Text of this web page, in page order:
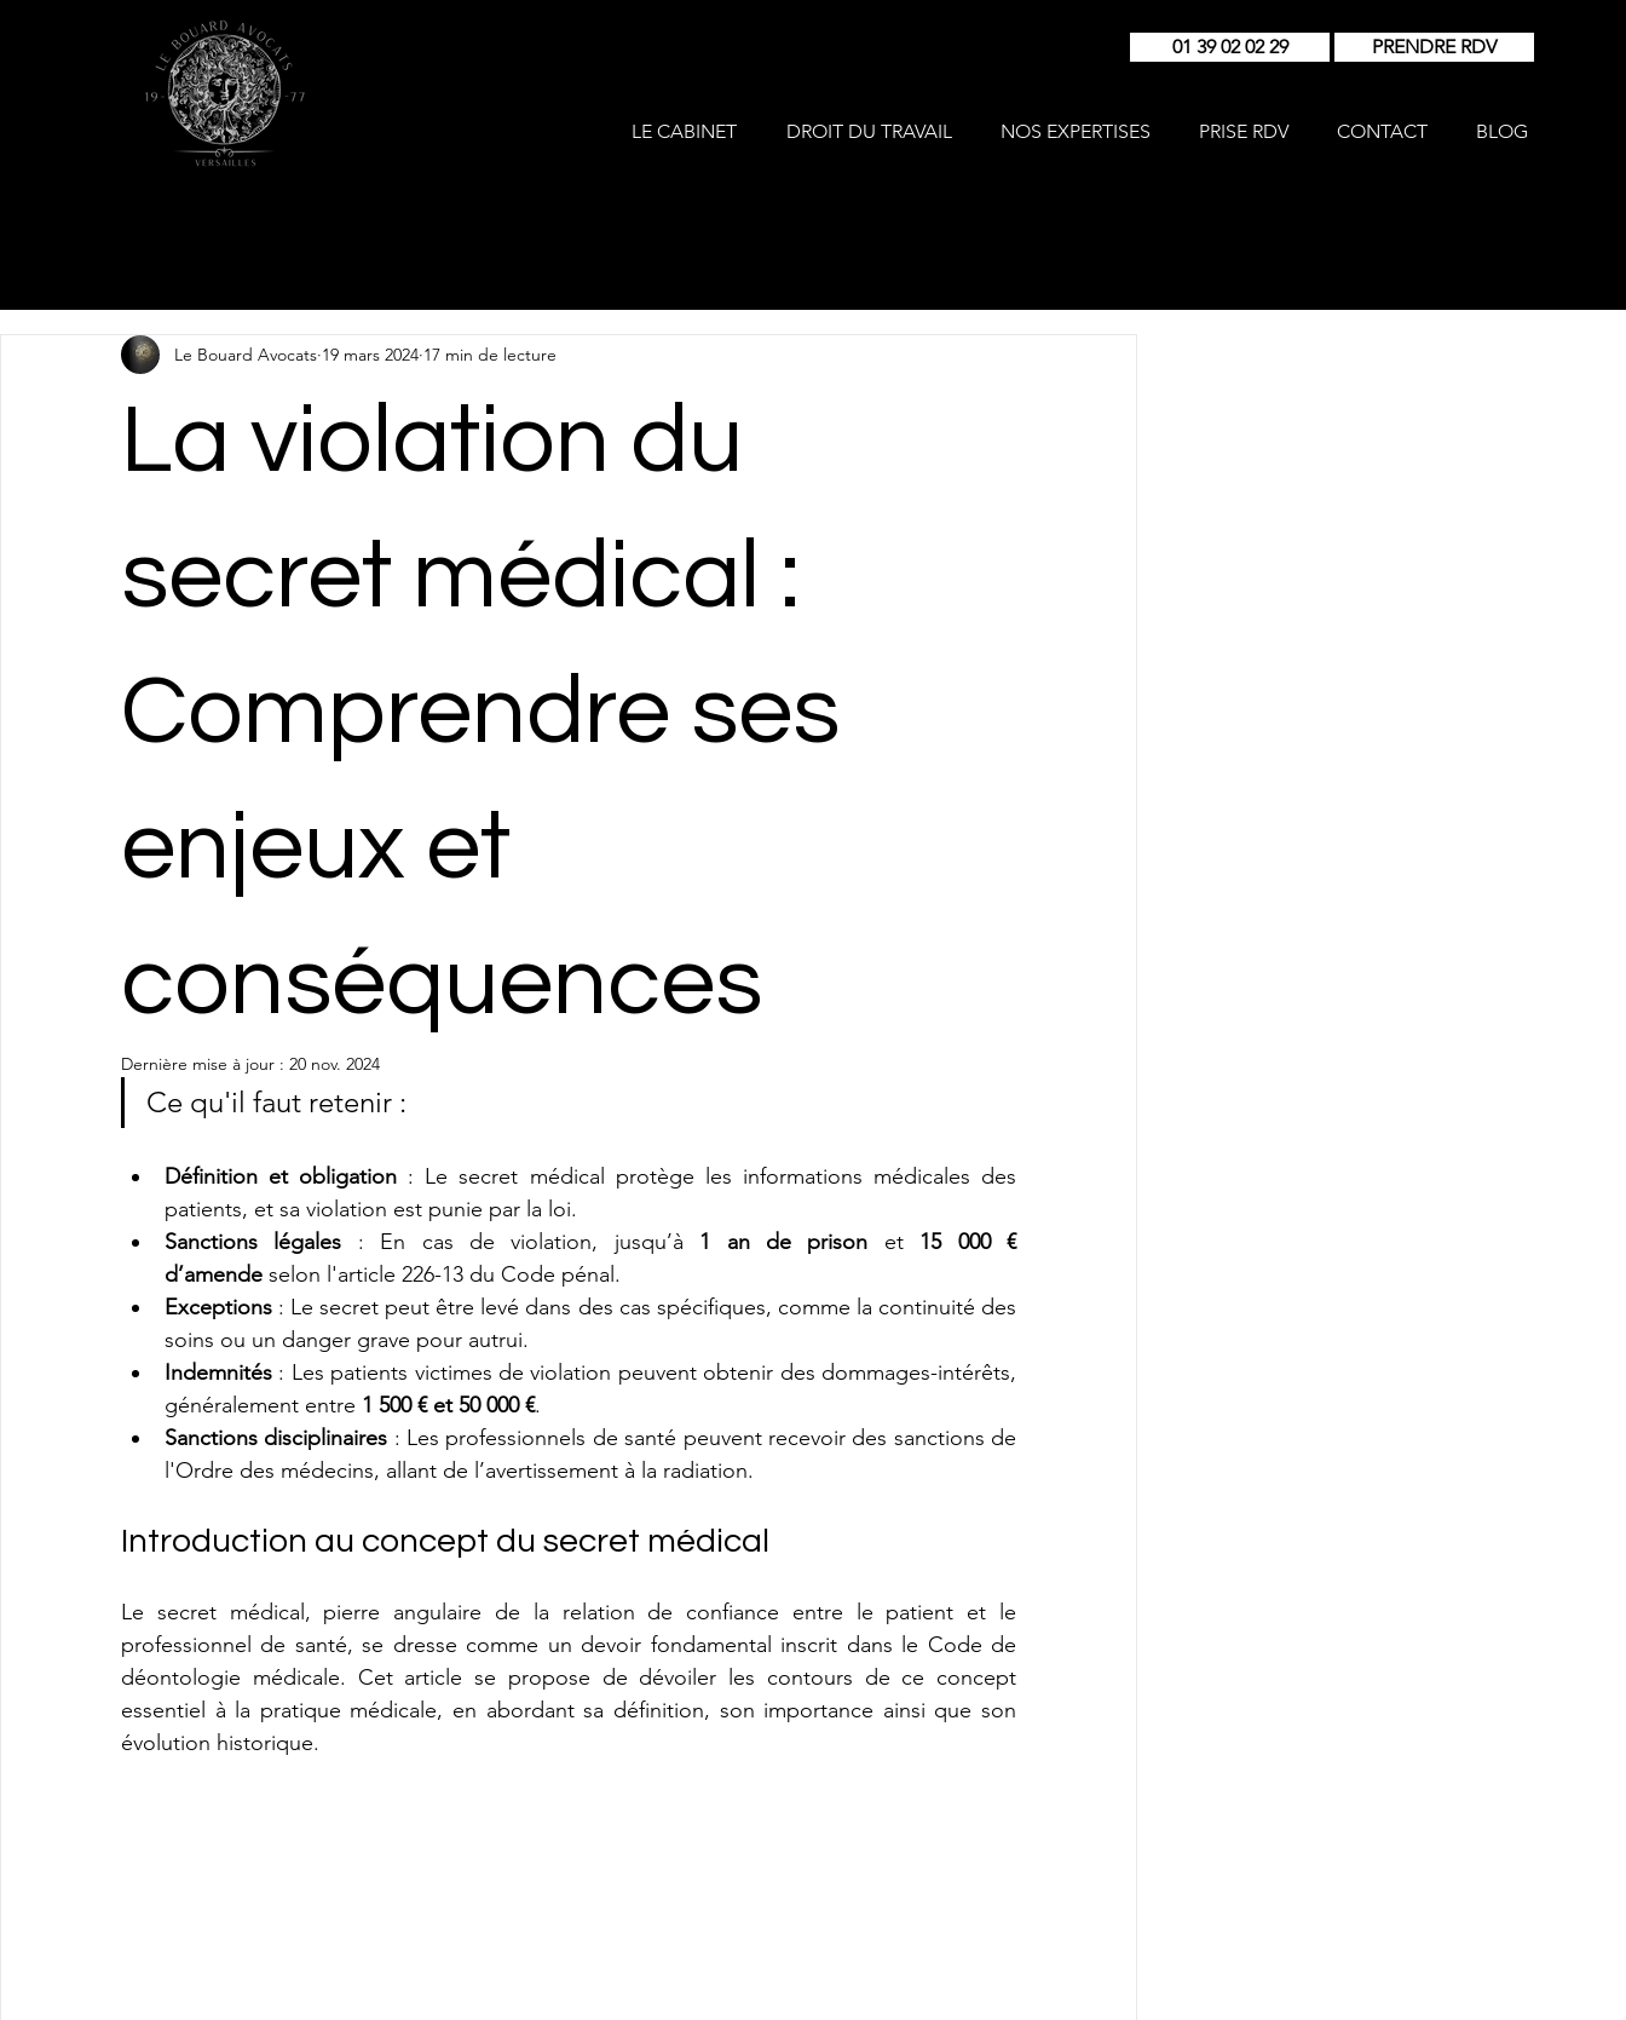
01 39 02 02 29 PRENDRE RDV
LE CABINET DROIT DU TRAVAIL NOS EXPERTISES PRISE RDV CONTACT BLOG
La violation du
secret médical :
Comprendre ses
enjeux et
conséquences
Le Bouard Avocats 19 mars 2024 17 min de lecture
Dernière mise à jour : 20 nov. 2024
Ce qu'il faut retenir :
Définition et obligation : Le secret médical protège les informations médicales des
patients, et sa violation est punie par la loi.
Sanctions légales : En cas de violation, jusqu’à 1 an de prison et 15 000 €
d’amende selon l'article 226-13 du Code pénal.
Exceptions : Le secret peut être levé dans des cas spécifiques, comme la continuité des
soins ou un danger grave pour autrui.
Indemnités : Les patients victimes de violation peuvent obtenir des dommages-intérêts,
généralement entre 1 500 € et 50 000 €.
Sanctions disciplinaires : Les professionnels de santé peuvent recevoir des sanctions de
l'Ordre des médecins, allant de l’avertissement à la radiation.
Introduction au concept du secret médical
Le secret médical, pierre angulaire de la relation de confiance entre le patient et le
professionnel de santé, se dresse comme un devoir fondamental inscrit dans le Code de
déontologie médicale. Cet article se propose de dévoiler les contours de ce concept
essentiel à la pratique médicale, en abordant sa définition, son importance ainsi que son
évolution historique.